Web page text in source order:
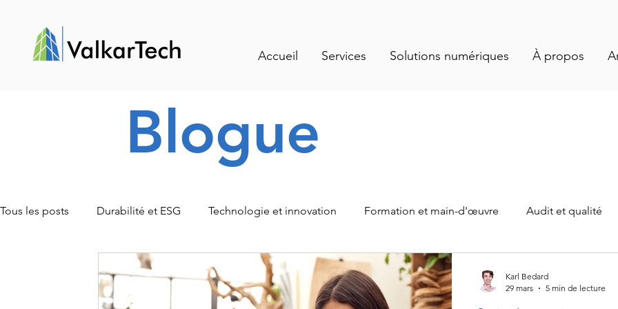
Accueil Services Solutions numériques À propos
Blogue
Tous les posts Durabilité et ESG Technologie et innovation Formation et main-d'œuvre Audit et qualité
Traçabilité et gestion intelligente Événements et actualités Santé et salubrité
Karl Bedard
29 mars
5 min de lecture